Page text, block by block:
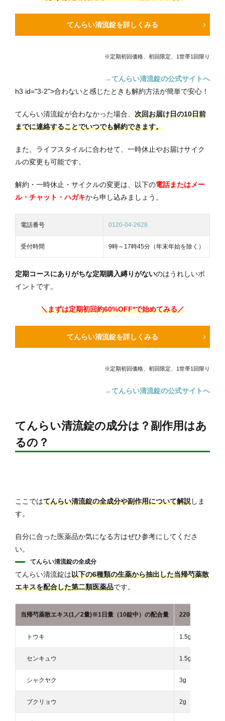
てんらい清流錠を詳しくみる
※定期初回価格、初回限定、1世帯1回限り
→てんらい清流錠の公式サイトへ
h3 id="3-2">合わないと感じたときも解約方法が簡単で安心！
てんらい清流錠が合わなかった場合、 次回お届け日の10日前
までに連絡することでいつでも解約できます。
また、ライフスタイルに合わせて、一時休止やお届けサイク
ルの変更も可能です。
解約・一時休止・サイクルの変更は、以下の電話またはメー
ル・チャット・ハガキから申し込みましょう。
電話番号 0120-04-2628
受付時間 9時～17時45分（年末年始を除く）
定期コースにありがちな定期購入縛りがないのはうれしいポ
イントです。
＼まずは定期初回約60%OFF*で始めてみる／
てんらい清流錠を詳しくみる
※定期初回価格、初回限定、1世帯1回限り
→てんらい清流錠の公式サイトへ
てんらい清流錠の成分は？副作用はあ
るの？
ここではてんらい清流錠の全成分や副作用について解説しま
す。
自分に合った医薬品か気になる方はぜひ参考にしてくださ
い。
てんらい清流錠の全成分
てんらい清流錠は以下の6種類の生薬から抽出した当帰芍薬散
エキスを配合した第二類医薬品です。
当帰芍薬散エキス(1／2量)※1日量（10錠中）の配合量 2200mg
トウキ 1.5g
センキュウ 1.5g
シャクヤク 3g
ブクリョウ 2g